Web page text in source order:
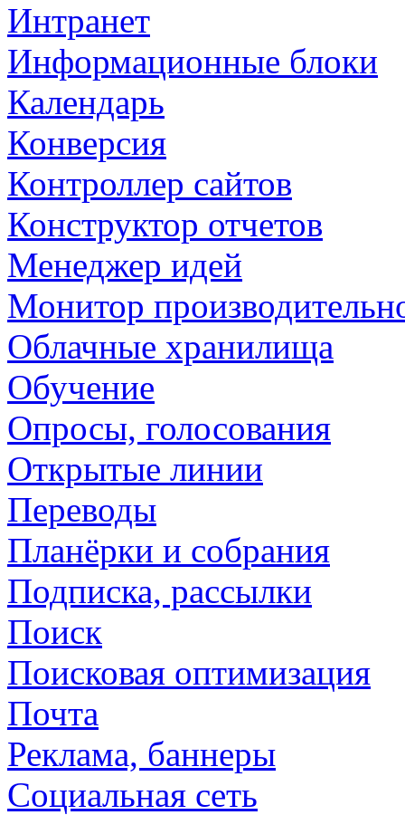
Интранет
Информационные блоки
Календарь
Конверсия
Контроллер сайтов
Конструктор отчетов
Менеджер идей
Монитор
Облачные хранилища
Обучение
Опросы, голосования
Открытые линии
Переводы
Планёрки и собрания
Подписка, рассылки
Поиск
Поисковая оптимизация
Почта
Реклама, баннеры
Социальная сеть